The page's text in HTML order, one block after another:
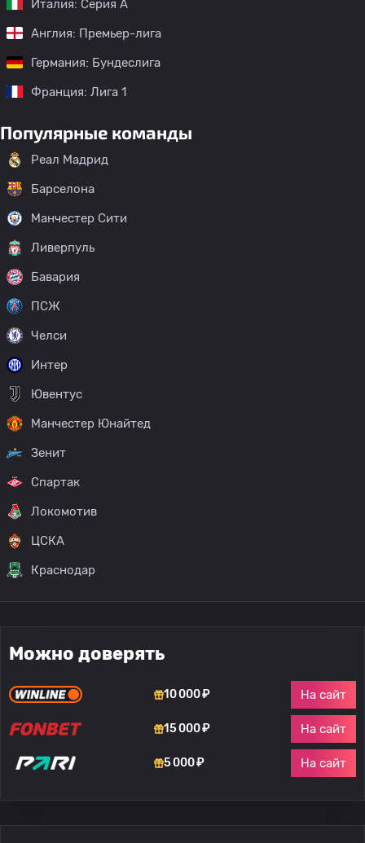
Италия: Серия А
Англия: Премьер-лига
Германия: Бундеслига
Франция: Лига 1
Популярные команды
Реал Мадрид
Барселона
Манчестер Сити
Ливерпуль
Бавария
ПСЖ
Челси
Интер
Ювентус
Манчестер Юнайтед
Зенит
Спартак
Локомотив
ЦСКА
Краснодар
Можно доверять
10 000 ₽ На сайт
15 000 ₽ На сайт
5 000 ₽ На сайт